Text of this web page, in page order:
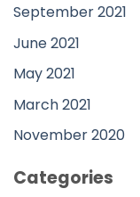
September 2021
June 2021
May 2021
March 2021
November 2020
Categories